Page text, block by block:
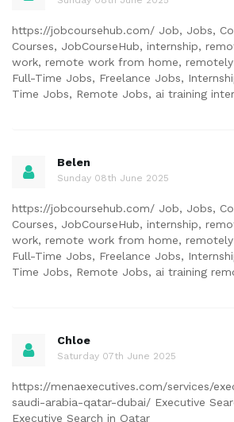
https://jobcoursehub.com/ Job, Jobs,
Courses, JobCourseHub, internship,
work, remote work from home,
Full-Time Jobs, Freelance Jobs,
Time Jobs, Remote Jobs, ai training
Belen
Sunday 08th June 2025
https://jobcoursehub.com/ Job, Jobs,
Courses, JobCourseHub, internship,
work, remote work from home,
Full-Time Jobs, Freelance Jobs,
Time Jobs, Remote Jobs, ai training
Chloe
Saturday 07th June 2025
https://menaexecutives.com/services/
saudi-arabia-qatar-dubai/ Executive
Executive Search in Qatar